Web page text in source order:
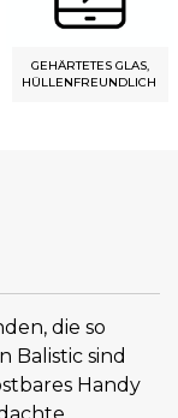
GEHÄRTETES GLAS,
HÜLLENFREUNDLICH
die so
Balistic sind
Handy